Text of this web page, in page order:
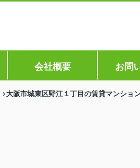
会社概要 お問
大阪市城東区野江１丁目の賃貸マンショ